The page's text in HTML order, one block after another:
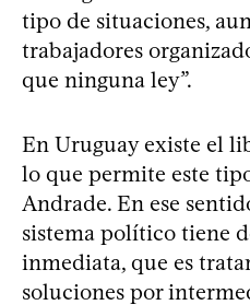
tipo de situaciones,
trabajadores
que ninguna ley”.
En Uruguay existe el
lo que permite este
Andrade. En ese
sistema político tiene
inmediata, que es
soluciones por